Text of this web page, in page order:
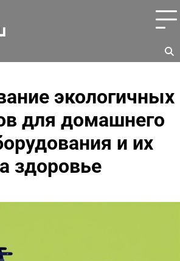
экологичных
для домашнего
и их
здоровье